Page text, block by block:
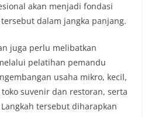
akan menjadi fondasi
dalam jangka panjang.
juga perlu melibatkan
pelatihan pemandu
usaha mikro, kecil,
suvenir dan restoran, serta
tersebut diharapkan